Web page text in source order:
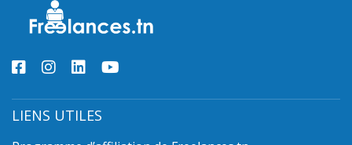
LIENS UTILES